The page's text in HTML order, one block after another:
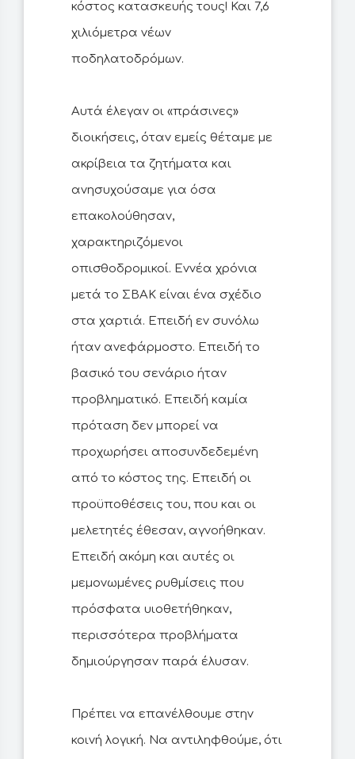
κόστος κατασκευής τους! Και 7,6
χιλιόμετρα νέων
ποδηλατοδρόμων.
Αυτά έλεγαν οι «πράσινες»
διοικήσεις, όταν εμείς θέταμε με
ακρίβεια τα ζητήματα και
ανησυχούσαμε για όσα
επακολούθησαν,
χαρακτηριζόμενοι
οπισθοδρομικοί. Εννέα χρόνια
μετά το ΣΒΑΚ είναι ένα σχέδιο
στα χαρτιά. Επειδή εν συνόλω
ήταν ανεφάρμοστο. Επειδή το
βασικό του σενάριο ήταν
προβληματικό. Επειδή καμία
πρόταση δεν μπορεί να
προχωρήσει αποσυνδεδεμένη
από το κόστος της. Επειδή οι
προϋποθέσεις του, που και οι
μελετητές έθεσαν, αγνοήθηκαν.
Επειδή ακόμη και αυτές οι
μεμονωμένες ρυθμίσεις που
πρόσφατα υιοθετήθηκαν,
περισσότερα προβλήματα
δημιούργησαν παρά έλυσαν.
Πρέπει να επανέλθουμε στην
κοινή λογική. Να αντιληφθούμε, ότι